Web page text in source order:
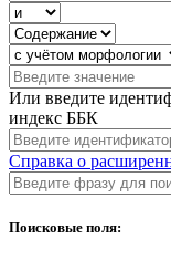
Или введите
индекс ББК
Справка о
Поисковые поля: